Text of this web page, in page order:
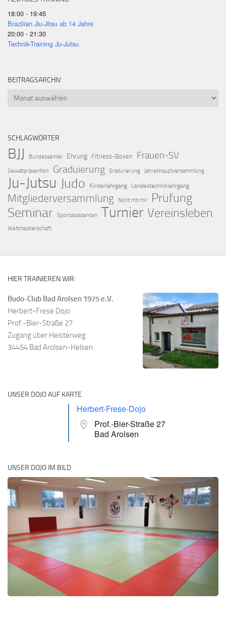
18:00 - 19:45
Brazilian Jiu-Jitsu ab 14 Jahre
20:00 - 21:30
Technik-Training Ju-Jutsu
BEITRAGSARCHIV
Beitragsarchiv
SCHLAGWÖRTER
BJJ Bundessemiar Ehrung Fitness-Boxen Frauen-SV
Gewaltprävention Graduierung Gradurierung Jahreshauptversammlung
Ju-Jutsu Judo Kinderlehrgang Landestechniklehrgang
Mitgliederversammlung Nicht mit mir Prüfung
Seminar Sportassistenten Turnier Vereinsleben
Weltmeisterschaft
HIER TRAINIEREN WIR:
Budo-Club Bad Arolsen 1975 e.V.
Herbert-Frese Dojo
Prof.-Bier-Straße 27
Zugang über Heisterweg
34454 Bad Arolsen-Helsen
UNSER DOJO AUF KARTE
Herbert-Frese-Dojo
Prof.-Bier-Straße 27
Bad Arolsen
UNSER DOJO IM BILD